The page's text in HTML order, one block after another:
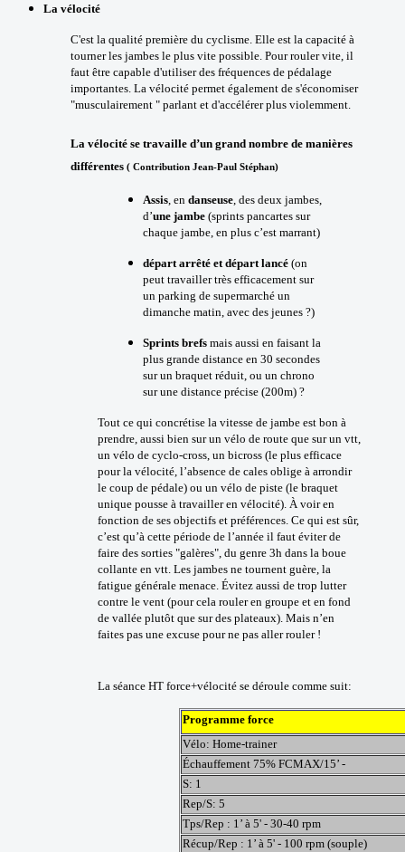
La vélocité
C'est la qualité première du cyclisme. Elle est la capacité à
tourner les jambes le plus vite possible. Pour rouler vite, il
faut être capable d'utiliser des fréquences de pédalage
importantes. La vélocité permet également de s'économiser
"musculairement " parlant et d'accélérer plus violemment.
La vélocité se travaille d’un grand nombre de manières
différentes ( Contribution Jean-Paul Stéphan)
Assis, en danseuse, des deux jambes,
d’une jambe (sprints pancartes sur
chaque jambe, en plus c’est marrant)
départ arrêté et départ lancé (on
peut travailler très efficacement sur
un parking de supermarché un
dimanche matin, avec des jeunes ?)
Sprints brefs mais aussi en faisant la
plus grande distance en 30 secondes
sur un braquet réduit, ou un chrono
sur une distance précise (200m) ?
Tout ce qui concrétise la vitesse de jambe est bon à
prendre, aussi bien sur un vélo de route que sur un vtt,
un vélo de cyclo-cross, un bicross (le plus efficace
pour la vélocité, l’absence de cales oblige à arrondir
le coup de pédale) ou un vélo de piste (le braquet
unique pousse à travailler en vélocité). À voir en
fonction de ses objectifs et préférences. Ce qui est sûr,
c’est qu’à cette période de l’année il faut éviter de
faire des sorties "galères", du genre 3h dans la boue
collante en vtt. Les jambes ne tournent guère, la
fatigue générale menace. Évitez aussi de trop lutter
contre le vent (pour cela rouler en groupe et en fond
de vallée plutôt que sur des plateaux). Mais n’en
faites pas une excuse pour ne pas aller rouler !
La séance HT force+vélocité se déroule comme suit:
Programme force
Vélo: Home-trainer
Échauffement 75% FCMAX/15’ -
S: 1
Rep/S: 5
Tps/Rep : 1’ à 5' - 30-40 rpm
Récup/Rep : 1’ à 5' - 100 rpm (souple)